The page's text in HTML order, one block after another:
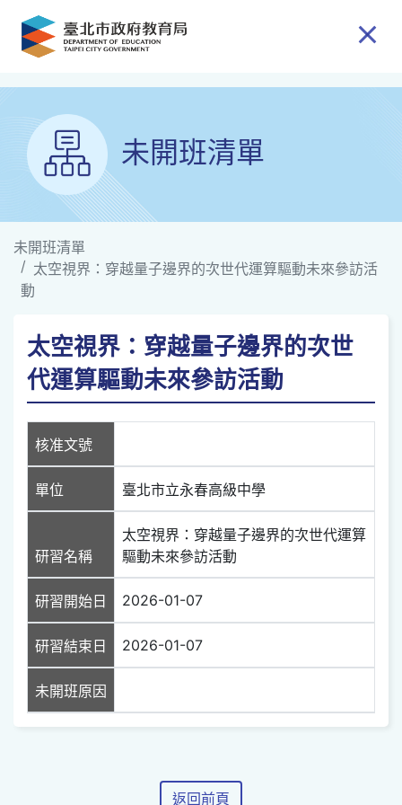
跳到主要內容
未開班清單
未開班清單
太空視界：穿越量子邊界的次世代運算驅動未來參訪活
動
太空視界：穿越量子邊界的次世
代運算驅動未來參訪活動
核准文號
單位 臺北市立永春高級中學
研習名稱
太空視界：穿越量子邊界的次世代運算
驅動未來參訪活動
研習開始日 2026-01-07
研習結束日 2026-01-07
未開班原因
返回前頁